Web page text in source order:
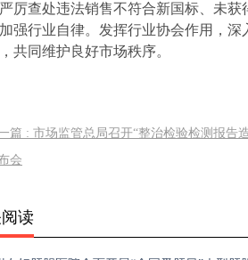
厉查处违法销售不符合新国标、未
强行业自律。发挥行业协会作用，
共同维护良好市场秩序。
篇 : 市场监管总局召开“整治检验检测报告
会
读